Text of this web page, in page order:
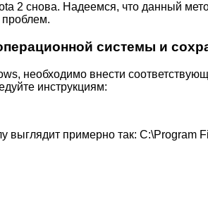
2 снова. Надеемся, что данный
системы и
необходимо внести
инструкциям:
примерно так: C:\Program